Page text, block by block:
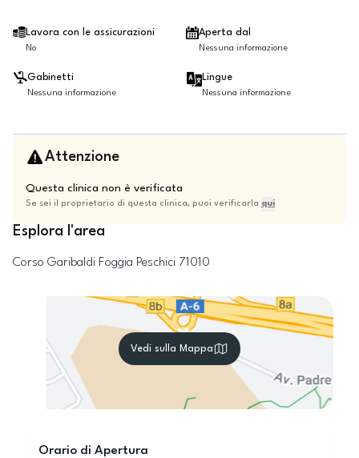
Lavora con le assicurazioni
No
Aperta dal
Nessuna informazione
Gabinetti
Nessuna informazione
Lingue
Nessuna informazione
Attenzione
Questa clinica non è verificata
Se sei il proprietario di questa clinica, puoi verificarla qui
Esplora l'area
Corso Garibaldi Foggia Peschici 71010
Vedi sulla Mappa
Orario di Apertura